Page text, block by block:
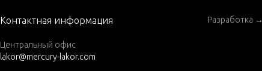
Контактная информация
Центральный офис
lakor@mercury-lakor.com
Разработка →